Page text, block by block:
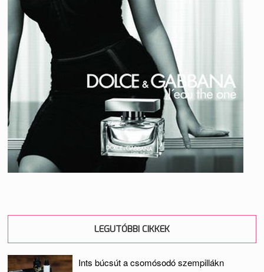
LEGUTÓBBI CIKKEK
Ints búcsút a csomósodó szempillákn